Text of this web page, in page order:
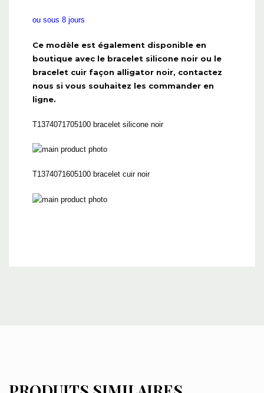
ou sous 8 jours
Ce modèle est également disponible en
boutique avec le bracelet silicone noir ou le
bracelet cuir façon alligator noir, contactez
nous si vous souhaitez les commander en
ligne.
T1374071705100 bracelet silicone noir
T1374071605100 bracelet cuir noir